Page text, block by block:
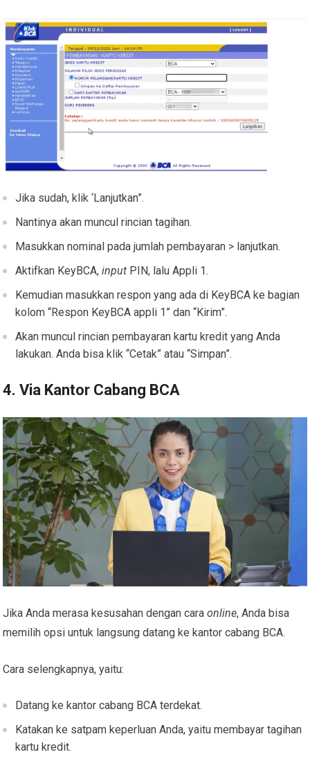
Jika sudah, klik ‘Lanjutkan”.
Nantinya akan muncul rincian tagihan.
Masukkan nominal pada jumlah pembayaran > lanjutkan.
Aktifkan KeyBCA,input PIN, lalu Appli 1.
Kemudian masukkan respon yang ada di KeyBCA ke bagian
kolom “Respon KeyBCA appli 1” dan “Kirim”.
Akan muncul rincian pembayaran kartu kredit yang Anda
lakukan. Anda bisa klik “Cetak” atau “Simpan”.
4. Via Kantor Cabang BCA
Jika Anda merasa kesusahan dengan caraonline, Anda bisa
memilih opsi untuk langsung datang ke kantor cabang BCA.
Cara selengkapnya, yaitu:
Datang ke kantor cabang BCA terdekat.
Katakan ke satpam keperluan Anda, yaitu membayar tagihan
kartu kredit.